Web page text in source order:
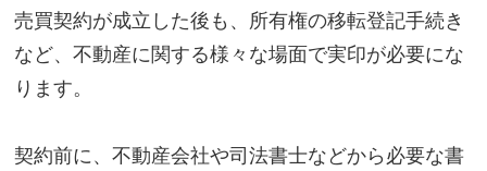
売買契約が成立した後も、所有権の移転登記手続き
など、不動産に関する様々な場面で実印が必要にな
ります。
契約前に、不動産会社や司法書士などから必要な書